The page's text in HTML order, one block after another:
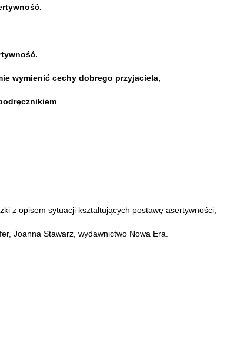
wymienić cechy dobrego przyjaciela,
z opisem sytuacji kształtujących postawę asertywności,
Joanna Stawarz, wydawnictwo Nowa Era.